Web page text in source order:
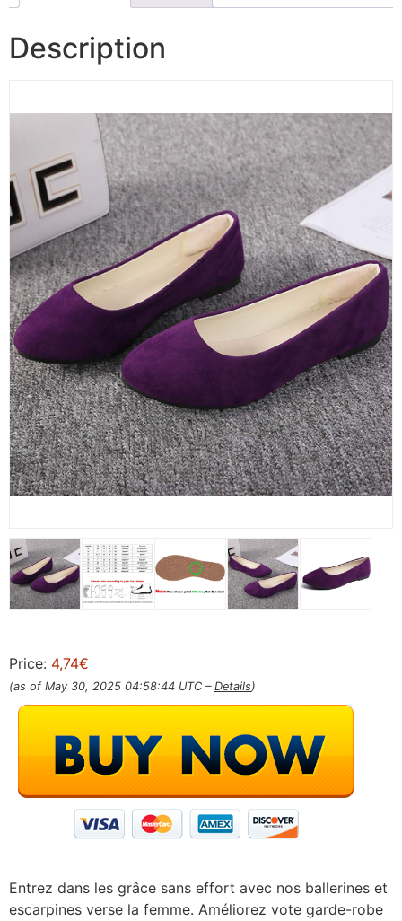
Description
Price: 4,74€
(as of May 30, 2025 04:58:44 UTC – Details)
Entrez dans les grâce sans effort avec nos ballerines et
escarpines verse la femme. Améliorez vote garde-robe